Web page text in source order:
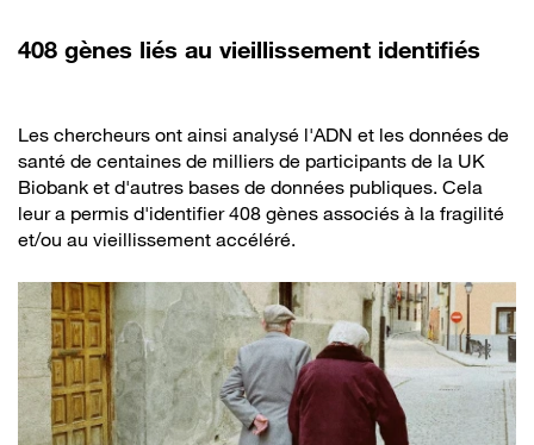
408 gènes liés au vieillissement identifiés
Les chercheurs ont ainsi analysé l'ADN et les données de
santé de centaines de milliers de participants de la UK
Biobank et d'autres bases de données publiques. Cela
leur a permis d'identifier 408 gènes associés à la fragilité
et/ou au vieillissement accéléré.